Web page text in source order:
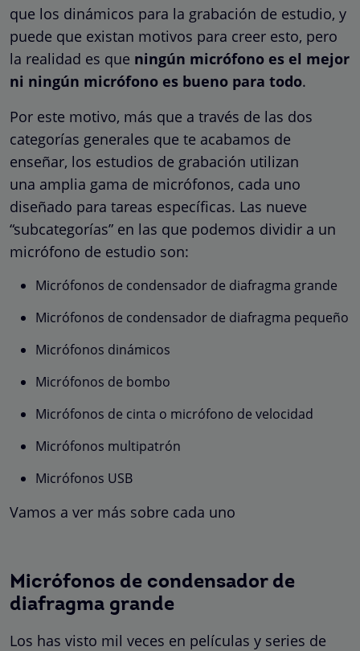
que los dinámicos para la grabación de estudio, y
puede que existan motivos para creer esto, pero
la realidad es que ningún micrófono es el mejor
ni ningún micrófono es bueno para todo.
Por este motivo, más que a través de las dos
categorías generales que te acabamos de
enseñar, los estudios de grabación utilizan
una amplia gama de micrófonos, cada uno
diseñado para tareas específicas. Las nueve
“subcategorías” en las que podemos dividir a un
micrófono de estudio son:
Micrófonos de condensador de diafragma grande
Micrófonos de condensador de diafragma pequeño
Micrófonos dinámicos
Micrófonos de bombo
Micrófonos de cinta o micrófono de velocidad
Micrófonos multipatrón
Micrófonos USB
Vamos a ver más sobre cada uno
Micrófonos de condensador de
diafragma grande
Los has visto mil veces en películas y series de